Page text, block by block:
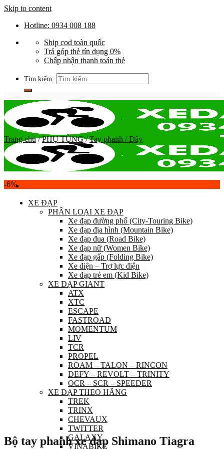
Skip to content
Hotline: 0934 008 188
Ship cod toàn quốc
Trả góp thẻ tín dụng 0%
Chấp nhận thanh toán thẻ
Tìm kiếm:
XE ĐẠP
PHÂN LOẠI XE ĐẠP
Xe đạp đường phố (City-Touring Bike)
Xe đạp địa hình (Mountain Bike)
Xe đạp đua (Road Bike)
Xe đạp nữ (Women Bike)
Xe đạp gấp (Folding Bike)
Xe điện – Trợ lực điện
Xe đạp trẻ em (Kid Bike)
XE ĐẠP GIANT
ATX
XTC
ESCAPE
FASTROAD
MOMENTUM
LIV
TCR
PROPEL
ROAM – TALON – RINCON
DEFY – REVOLT – TRINITY
OCR – SCR – SPEEDER
XE ĐẠP THEO HÃNG
TREK
TRINX
CHEVAUX
TWITTER
GALAXY
VINABIKE
Trang chủ / PHỤ TÙNG / Tay phanh / Dây
-6%
Bộ tay phanh xe đạp Shimano Tiagra